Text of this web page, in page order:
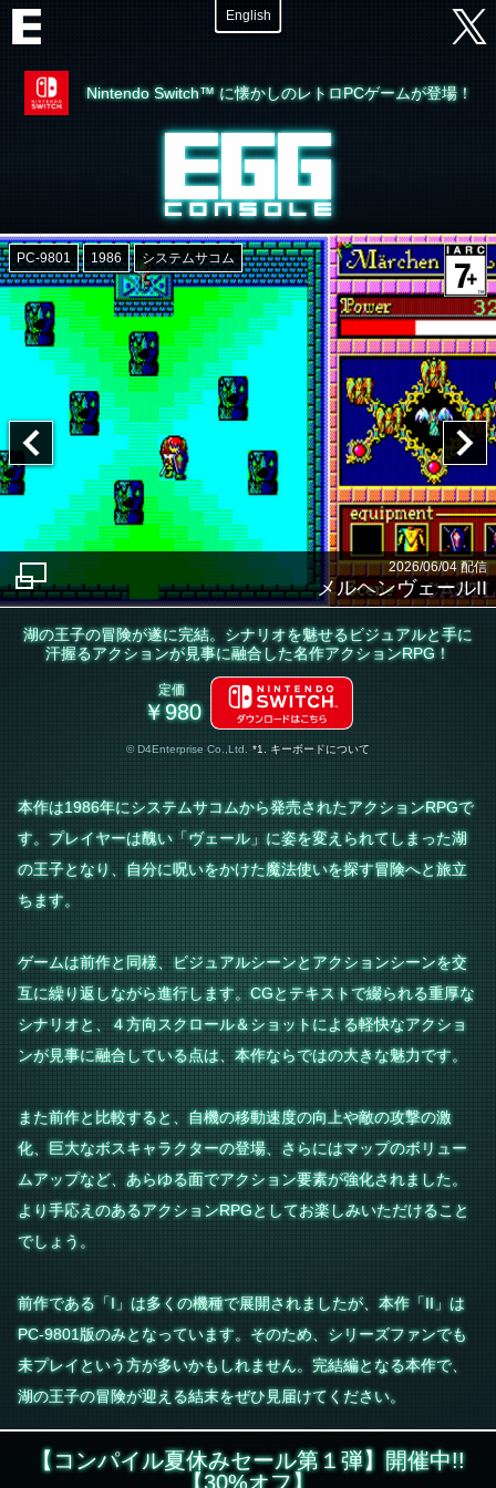
English
Nintendo Switch™ に懐かしのレトロPCゲームが登場！
PC-9801 1986 システムサコム
2026/06/04 配信
メルヘンヴェールII
湖の王子の冒険が遂に完結。シナリオを魅せるビジュアルと手に
汗握るアクションが見事に融合した名作アクションRPG！
定価
￥980
© D4Enterprise Co.,Ltd. *1. キーボードについて
本作は1986年にシステムサコムから発売されたアクションRPGで
す。プレイヤーは醜い「ヴェール」に姿を変えられてしまった湖
の王子となり、自分に呪いをかけた魔法使いを探す冒険へと旅立
ちます。
ゲームは前作と同様、ビジュアルシーンとアクションシーンを交
互に繰り返しながら進行します。CGとテキストで綴られる重厚な
シナリオと、４方向スクロール＆ショットによる軽快なアクショ
ンが見事に融合している点は、本作ならではの大きな魅力です。
また前作と比較すると、自機の移動速度の向上や敵の攻撃の激
化、巨大なボスキャラクターの登場、さらにはマップのボリュー
ムアップなど、あらゆる面でアクション要素が強化されました。
より手応えのあるアクションRPGとしてお楽しみいただけること
でしょう。
前作である「I」は多くの機種で展開されましたが、本作「II」は
PC-9801版のみとなっています。そのため、シリーズファンでも
未プレイという方が多いかもしれません。完結編となる本作で、
湖の王子の冒険が迎える結末をぜひ見届けてください。
【コンパイル夏休みセール第１弾】開催中!!
【30%オフ】